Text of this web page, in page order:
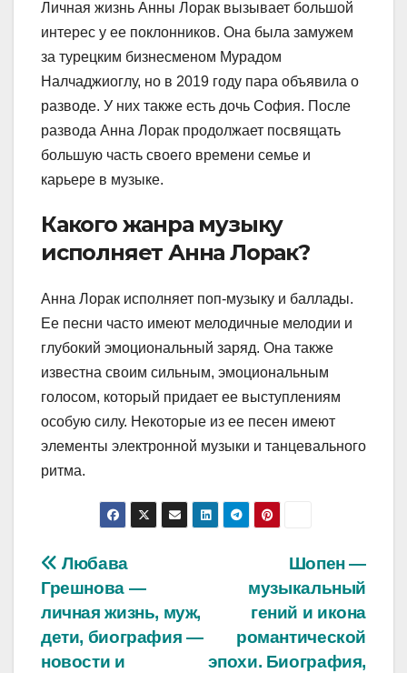
Личная жизнь Анны Лорак вызывает большой
интерес у ее поклонников. Она была замужем
за турецким бизнесменом Мурадом
Налчаджиоглу, но в 2019 году пара объявила о
разводе. У них также есть дочь София. После
развода Анна Лорак продолжает посвящать
большую часть своего времени семье и
карьере в музыке.
Какого жанра музыку
исполняет Анна Лорак?
Анна Лорак исполняет поп-музыку и баллады.
Ее песни часто имеют мелодичные мелодии и
глубокий эмоциональный заряд. Она также
известна своим сильным, эмоциональным
голосом, который придает ее выступлениям
особую силу. Некоторые из ее песен имеют
элементы электронной музыки и танцевального
ритма.
Навигация
по
записям
Шопен —
музыкальный
гений и икона
романтической
эпохи. Биография,
Любава
Грешнова —
личная жизнь, муж,
дети, биография —
новости и